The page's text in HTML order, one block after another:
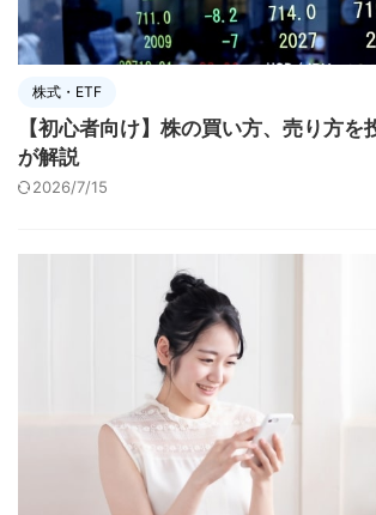
株式・ETF
【初心者向け】株の買い方、売り方を
が解説
2026/7/15